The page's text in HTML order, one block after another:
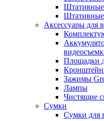
Штативные
Штативные
Аксессуары для
Площадки
Зажимы
Лампы
Чистящие
Сумки
Сумки для